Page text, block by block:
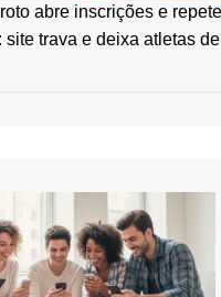
abre inscrições e repete
site trava e deixa atletas de